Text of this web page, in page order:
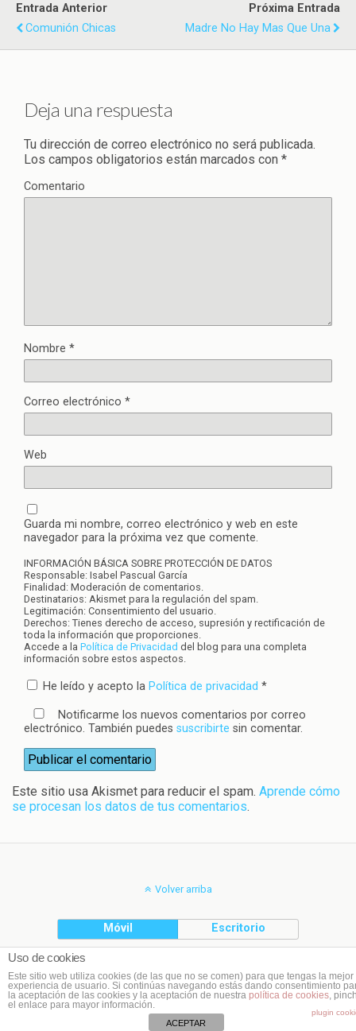
Entrada Anterior
Comunión Chicas
Próxima Entrada
Madre No Hay Mas Que Una
Deja una respuesta
Tu dirección de correo electrónico no será publicada.
Los campos obligatorios están marcados con *
Comentario
Nombre *
Correo electrónico *
Web
Guarda mi nombre, correo electrónico y web en este
navegador para la próxima vez que comente.
INFORMACIÓN BÁSICA SOBRE PROTECCIÓN DE DATOS
Responsable: Isabel Pascual García
Finalidad: Moderación de comentarios.
Destinatarios: Akismet para la regulación del spam.
Legitimación: Consentimiento del usuario.
Derechos: Tienes derecho de acceso, supresión y rectificación de
toda la información que proporciones.
Accede a la Política de Privacidad del blog para una completa
información sobre estos aspectos.
He leído y acepto la Política de privacidad *
Notificarme los nuevos comentarios por correo
electrónico. También puedes suscribirte sin comentar.
Este sitio usa Akismet para reducir el spam. Aprende cómo
se procesan los datos de tus comentarios.
Volver arriba
Móvil Escritorio
Uso de cookies
Este sitio web utiliza cookies (de las que no se comen) para que tengas la mejor
experiencia de usuario. Si continúas navegando estás dando consentimiento
la aceptación de las cookies y la aceptación de nuestra política de cookies,
el enlace para mayor información.
plugin
ACEPTAR